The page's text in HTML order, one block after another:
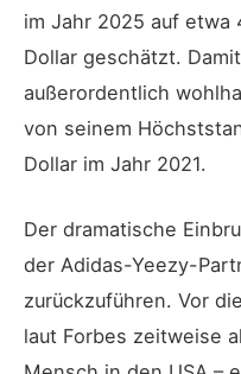
im Jahr 2025 auf etwa
Dollar geschätzt.
außerordentlich
von seinem
Dollar im Jahr 2021.
Der dramatische
der Adidas-Yeezy-
zurückzuführen. Vor
laut Forbes zeitweise